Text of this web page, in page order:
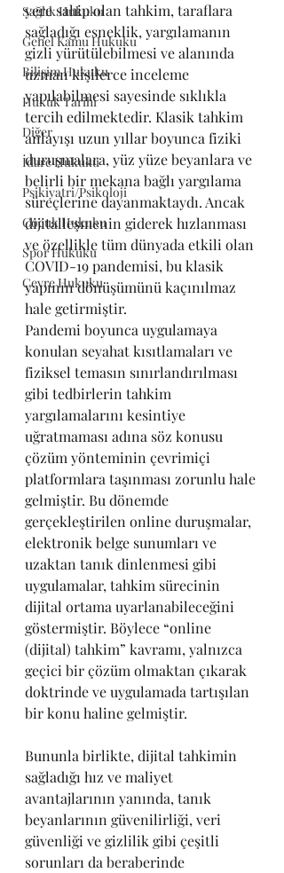
Sağlık Hukuku
Genel Kamu Hukuku
Bilişim Hukuku
Hukuk Tarihi
Diğer
İdare Hukuku
Psikiyatri/Psikoloji
Çocuk Hukuku
Spor Hukuku
Çevre Hukuku
yere sahip olan tahkim, taraflara
sağladığı esneklik, yargılamanın
gizli yürütülebilmesi ve alanında
uzman kişilerce inceleme
yapılabilmesi sayesinde sıklıkla
tercih edilmektedir. Klasik tahkim
anlayışı uzun yıllar boyunca fiziki
duruşmalara, yüz yüze beyanlara ve
belirli bir mekana bağlı yargılama
süreçlerine dayanmaktaydı. Ancak
dijitalleşmenin giderek hızlanması
ve özellikle tüm dünyada etkili olan
COVID-19 pandemisi, bu klasik
yapının dönüşümünü kaçınılmaz
hale getirmiştir.
Pandemi boyunca uygulamaya
konulan seyahat kısıtlamaları ve
fiziksel temasın sınırlandırılması
gibi tedbirlerin tahkim
yargılamalarını kesintiye
uğratmaması adına söz konusu
çözüm yönteminin çevrimiçi
platformlara taşınması zorunlu hale
gelmiştir. Bu dönemde
gerçekleştirilen online duruşmalar,
elektronik belge sunumları ve
uzaktan tanık dinlenmesi gibi
uygulamalar, tahkim sürecinin
dijital ortama uyarlanabileceğini
göstermiştir. Böylece “online
(dijital) tahkim” kavramı, yalnızca
geçici bir çözüm olmaktan çıkarak
doktrinde ve uygulamada tartışılan
bir konu haline gelmiştir.
Bununla birlikte, dijital tahkimin
sağladığı hız ve maliyet
avantajlarının yanında, tanık
beyanlarının güvenilirliği, veri
güvenliği ve gizlilik gibi çeşitli
sorunları da beraberinde